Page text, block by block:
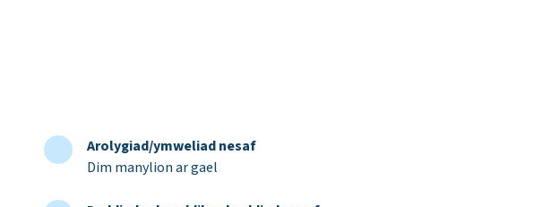
Arolygiad/ymweliad nesaf
Dim manylion ar gael